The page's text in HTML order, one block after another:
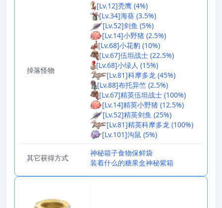
掉落怪物
[Lv.12]秃鹰 (4%)
[Lv.34]海葵 (3.5%)
[Lv.52]剑鱼 (5%)
[Lv.14]小野猪 (2.5%)
[Lv.68]小花豹 (10%)
[Lv.67]伍坦战士 (22.5%)
[Lv.68]小绿人 (15%)
[Lv.81]科摩多龙 (45%)
[Lv.88]布托异竺 (2.5%)
[Lv.67]精英伍坦战士 (100%)
[Lv.14]精英小野猪 (12.5%)
[Lv.52]精英剑鱼 (25%)
[Lv.81]精英科摩多龙 (100%)
[Lv.101]沟鼠 (5%)
其它获得方式
神秘箱子食物保鲜袋
装着什么的糖果盒神秘紫箱